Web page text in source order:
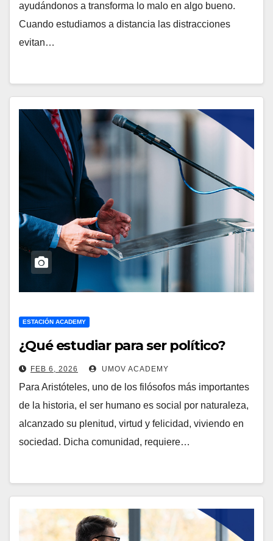
ayudándonos a transforma lo malo en algo bueno.
Cuando estudiamos a distancia las distracciones
evitan…
ESTACIÓN ACADEMY
¿Qué estudiar para ser político?
FEB 6, 2026 UMOV ACADEMY
Para Aristóteles, uno de los filósofos más importantes
de la historia, el ser humano es social por naturaleza,
alcanzado su plenitud, virtud y felicidad, viviendo en
sociedad. Dicha comunidad, requiere…